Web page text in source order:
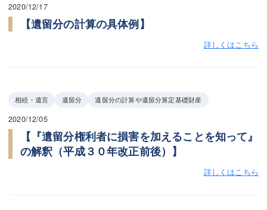
2020/12/17
【遺留分の計算の具体例】
詳しくはこちら
相続・遺言 遺留分 遺留分の計算や遺留分算定基礎財産
2020/12/05
【『遺留分権利者に損害を加えることを知って』
の解釈（平成３０年改正前後）】
詳しくはこちら